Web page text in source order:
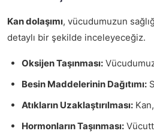
Kan dolaşımı, vücudumuzun
detaylı bir şekilde inceleyeceğiz.
Oksijen Taşınması:
Besin Maddelerinin Dağıtımı:
Atıkların Uzaklaştırılması:
Hormonların Taşınması: